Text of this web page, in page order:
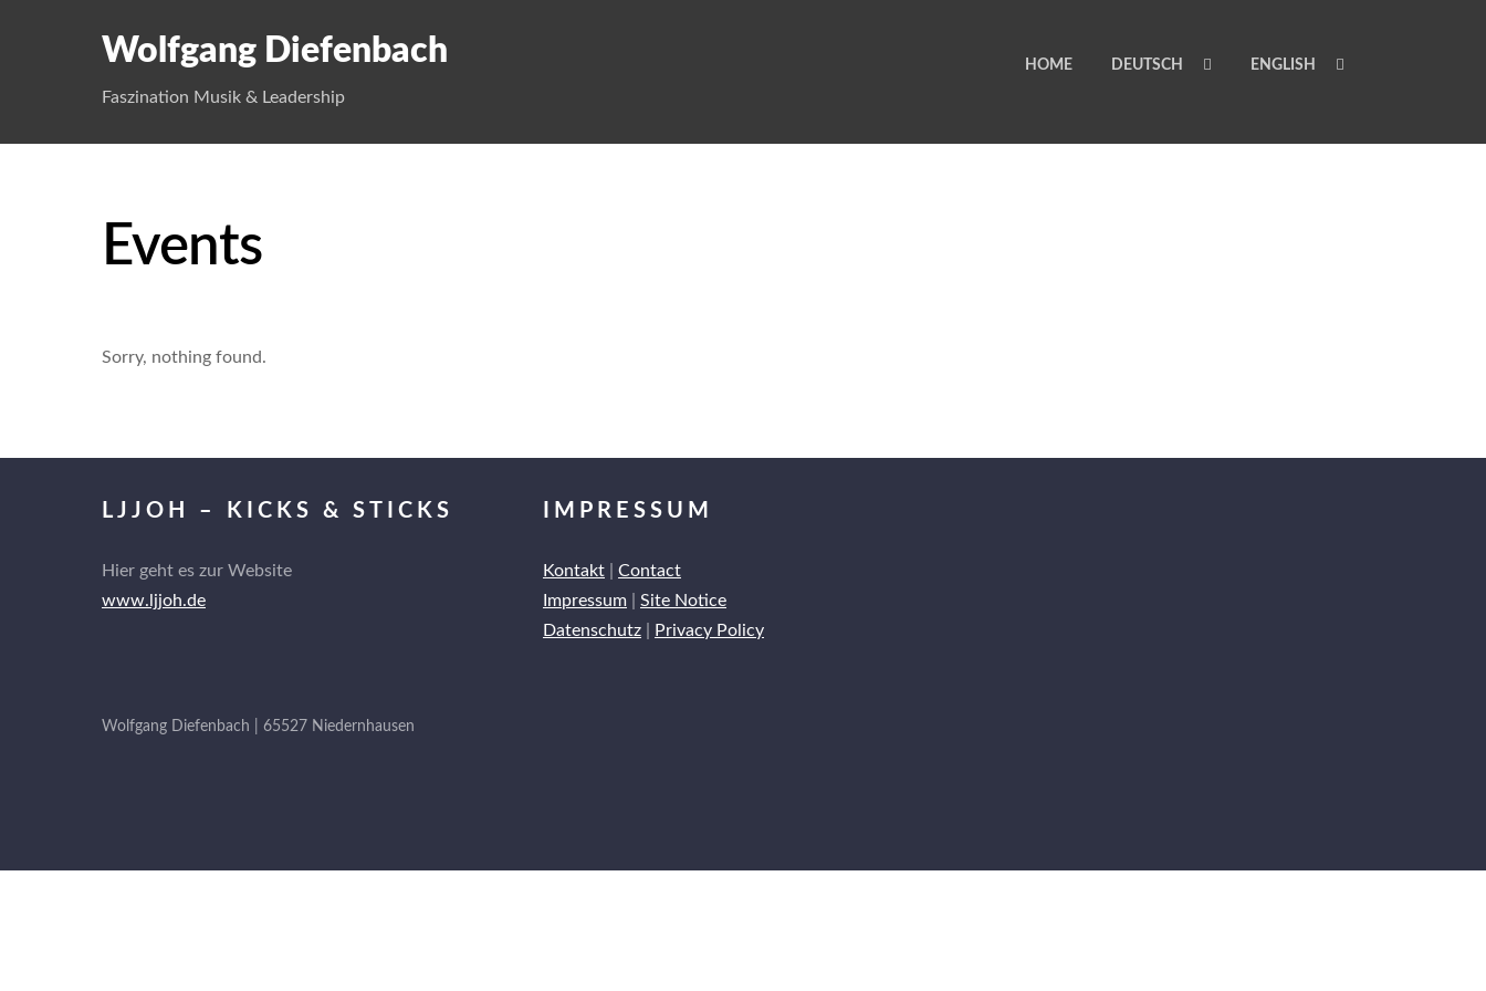
Wolfgang Diefenbach
Faszination Musik & Leadership
HOME DEUTSCH ENGLISH
Events
Sorry, nothing found.
LJJOH – KICKS & STICKS
Hier geht es zur Website
www.ljjoh.de
IMPRESSUM
Kontakt |Contact
Impressum |Site Notice
Datenschutz
Privacy Policy
Wolfgang Diefenbach | 65527 Niedernhausen